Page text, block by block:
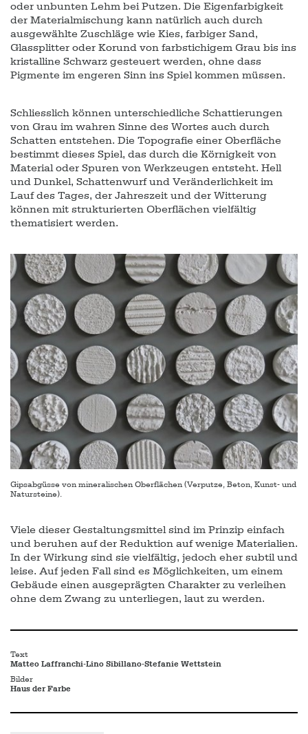
oder unbunten Lehm bei Putzen. Die Eigenfarbigkeit
der Materialmischung kann natürlich auch durch
ausgewählte Zuschläge wie Kies, farbiger Sand,
Glassplitter oder Korund von farbstichigem Grau bis ins
kristalline Schwarz gesteuert werden, ohne dass
Pigmente im engeren Sinn ins Spiel kommen müssen.
Schliesslich können unterschiedliche Schattierungen
von Grau im wahren Sinne des Wortes auch durch
Schatten entstehen. Die Topografie einer Oberfläche
bestimmt dieses Spiel, das durch die Körnigkeit von
Material oder Spuren von Werkzeugen entsteht. Hell
und Dunkel, Schattenwurf und Veränderlichkeit im
Lauf des Tages, der Jahreszeit und der Witterung
können mit strukturierten Oberflächen vielfältig
thematisiert werden.
Gipsabgüsse von mineralischen Oberflächen (Verputze, Beton, Kunst- und
Natursteine).
Viele dieser Gestaltungsmittel sind im Prinzip einfach
und beruhen auf der Reduktion auf wenige Materialien.
In der Wirkung sind sie vielfältig, jedoch eher subtil und
leise. Auf jeden Fall sind es Möglichkeiten, um einem
Gebäude einen ausgeprägten Charakter zu verleihen
ohne dem Zwang zu unterliegen, laut zu werden.
Text
Matteo Laffranchi-Lino Sibillano-Stefanie Wettstein
Bilder
Haus der Farbe